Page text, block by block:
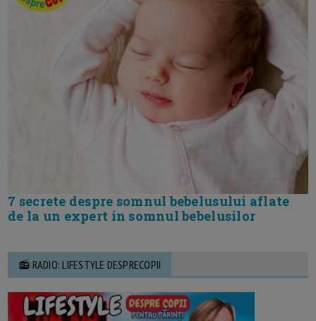
7 secrete despre somnul bebelusului aflate
de la un expert in somnul bebelusilor
📻 RADIO: LIFESTYLE DESPRECOPII